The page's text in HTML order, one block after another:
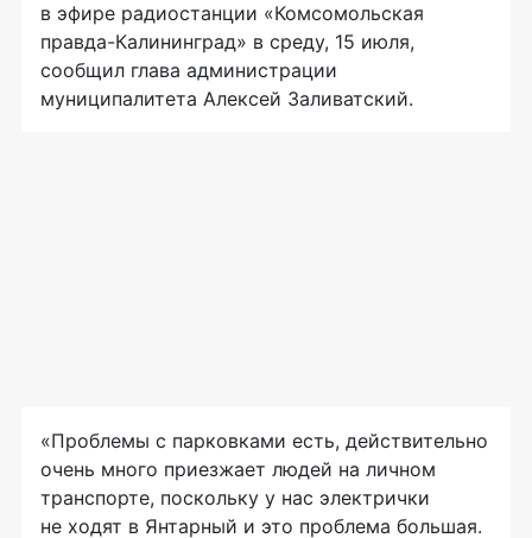
в эфире радиостанции «Комсомольская
правда-Калининград» в среду, 15 июля,
сообщил глава администрации
муниципалитета Алексей Заливатский.
«Проблемы с парковками есть, действительно
очень много приезжает людей на личном
транспорте, поскольку у нас электрички
не ходят в Янтарный и это проблема большая.